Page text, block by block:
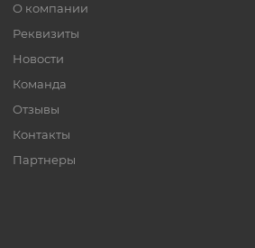
О компании
Реквизиты
Новости
Команда
Отзывы
Контакты
Партнеры